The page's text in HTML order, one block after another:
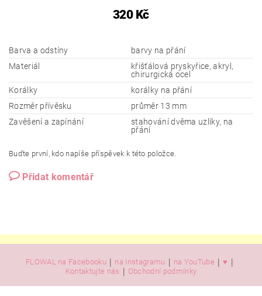
320 Kč
Barva a odstíny
barvy na přání
Materiál
křišťálová pryskyřice, akryl,
chirurgická ocel
Korálky
korálky na přání
Rozměr přívěsku
průměr 13 mm
Zavěšení a zapínání
stahování dvěma uzlíky, na
přání
Buďte první, kdo napíše příspěvek k této položce.
Přidat komentář
FLOWAL na Facebooku | na Instagramu | na YouTube | ♥️ |
Kontaktujte nás | Obchodní podmínky